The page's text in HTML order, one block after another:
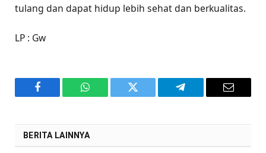
tulang dan dapat hidup lebih sehat dan berkualitas.
LP : Gw
Facebook WhatsAppTwitter Telegram Email
BERITA LAINNYA